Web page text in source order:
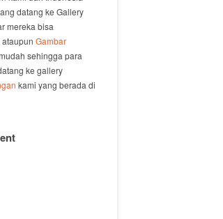
datang ke Gallery
mereka bisa
Gambar
sehingga para
ke gallery
kami yang berada di